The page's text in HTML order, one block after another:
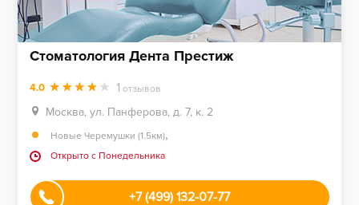
Стоматология Дента Престиж
4.0 1 отзывов
Москва, ул. Панферова, д. 7, к. 2
Новые Черемушки (1.5км),
Открыто c Понедельника
+7 (499) 132-07-77